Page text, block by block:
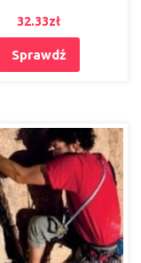
32.33zł
Sprawdź